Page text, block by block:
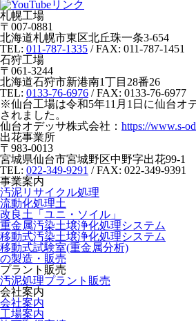
札幌工場
〒007-0881
北海道札幌市東区北丘珠一条3-654
TEL: 011-787-1335 / FAX: 011-787-1451
石狩工場
〒061-3244
北海道石狩市新港南1丁目28番26
TEL: 0133-76-6976 / FAX: 0133-76-6977
※仙台工場は令和5年11月1日に仙台オ
されました。
仙台オデッサ株式会社： https://www.s-
出花事業所
〒983-0013
宮城県仙台市宮城野区中野字出花99-1
TEL: 022-349-9291 / FAX: 022-349-9391
事業案内
汚泥リサイクル処理
流動化処理土
改良土「ユニ・ソイル」
重金属汚染土壌浄化処理システム
移動式汚染土壌浄化処理システム
移動式試験室(重金属分析)
の製造・販売
プラント販売
汚泥処理プラント販売
会社案内
会社案内
工場案内